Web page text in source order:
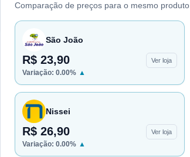
Comparação de preços para o mesmo produto.
São João
R$ 23,90 Ver loja
Variação: 0.00% ▲
Nissei
R$ 26,90 Ver loja
Variação: 0.00% ▲